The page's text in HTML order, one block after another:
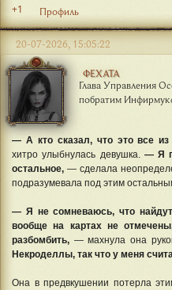
+1 Профиль
ФЕХАТА
Глава Управления
побратим
20-07-2026, 15:05:22
— А кто сказал, что это все из
хитро улыбнулась девушка. — Я
остальное, — сделала
подразумевала под этим
— Я не сомневаюсь, что
вообще на картах не
разбомбить, — махнула она
Некроделлы, так что у меня
Она в предвкушении потерла